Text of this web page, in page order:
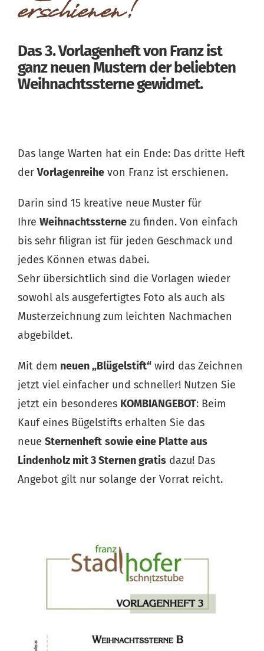
erschienen!
Das 3. Vorlagenheft von Franz ist
ganz neuen Mustern der beliebten
Weihnachtssterne gewidmet.
Das lange Warten hat ein Ende: Das dritte Heft
der Vorlagenreihe von Franz ist erschienen.
Darin sind 15 kreative neue Muster für
Ihre Weihnachtssterne zu finden. Von einfach
bis sehr filigran ist für jeden Geschmack und
jedes Können etwas dabei.
Sehr übersichtlich sind die Vorlagen wieder
sowohl als ausgefertigtes Foto als auch als
Musterzeichnung zum leichten Nachmachen
abgebildet.
Mit dem neuen „Blügelstift“ wird das Zeichnen
jetzt viel einfacher und schneller! Nutzen Sie
jetzt ein besonderes KOMBIANGEBOT: Beim
Kauf eines Bügelstifts erhalten Sie das
neue Sternenheft sowie eine Platte aus
Lindenholz mit 3 Sternen gratis dazu! Das
Angebot gilt nur solange der Vorrat reicht.